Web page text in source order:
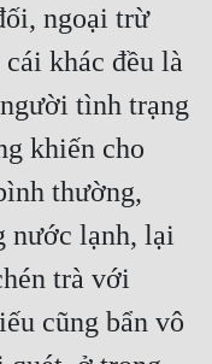
ngoại trừ
khác đều là
tình trạng
khiến cho
thường,
nước lạnh, lại
trà với
cũng bẩn vô